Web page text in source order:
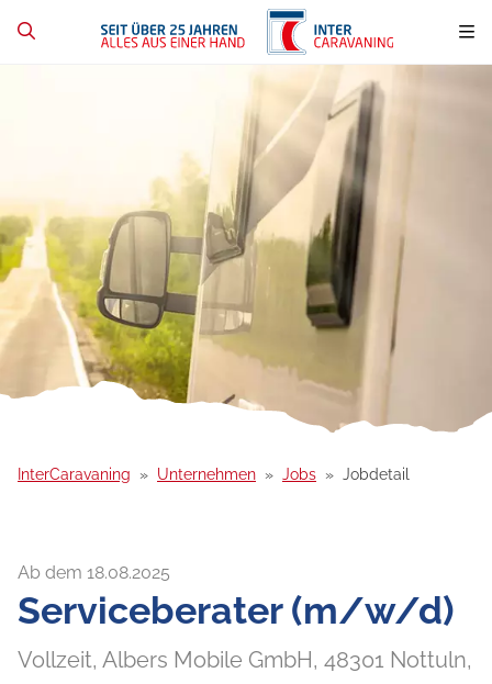
InterCaravaning Unternehmen Jobs Jobdetail
Ab dem 18.08.2025
Serviceberater (m/w/d)
Vollzeit, Albers Mobile GmbH, 48301 Nottuln,